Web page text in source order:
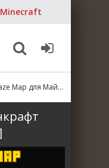
для Майнкрафт [1.20.1, 1.19.4, 1.19.2]